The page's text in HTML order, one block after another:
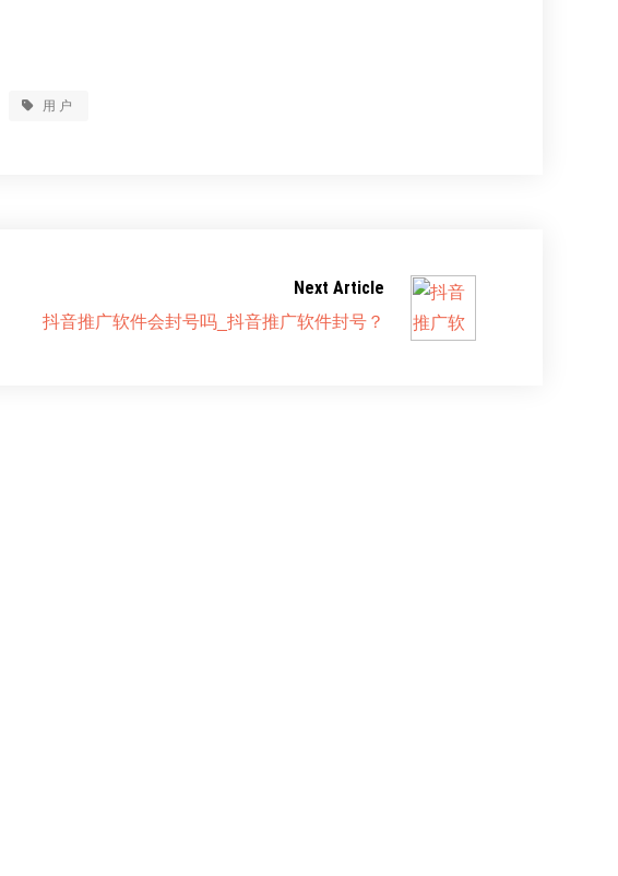
用户
Next Article
抖音推广软件会封号吗_抖音推广软件封号？